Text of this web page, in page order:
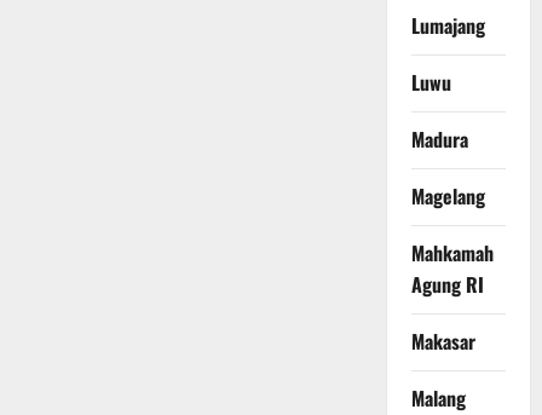
Lumajang
Luwu
Madura
Magelang
Mahkamah
Agung RI
Makasar
Malang